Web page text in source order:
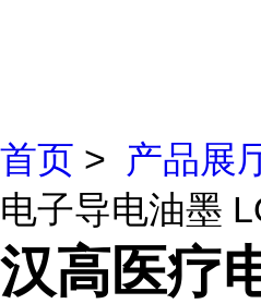
首页 > 产品展
电子导电油墨
汉高医疗